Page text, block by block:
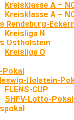
Kreisklasse A –
Kreisklasse A –
Rendsburg-
Kreisliga N
Ostholstein
Kreisliga O
Pokal
Holstein-
FLENS-CUP
SHFV-Lotto-Pokal